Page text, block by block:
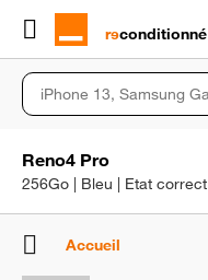
rɘconditionné
Reno4 Pro
256Go | Bleu | Etat correct
Accueil